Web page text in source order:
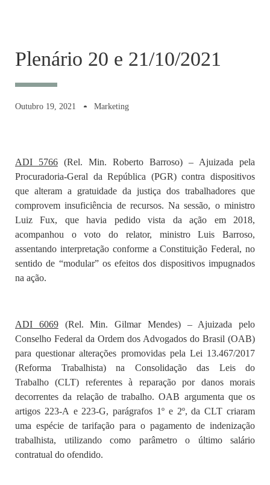
Plenário 20 e 21/10/2021
Outubro 19, 2021 Marketing
ADI 5766 (Rel. Min. Roberto Barroso) – Ajuizada pela
Procuradoria-Geral da República (PGR) contra dispositivos
que alteram a gratuidade da justiça dos trabalhadores que
comprovem insuficiência de recursos. Na sessão, o ministro
Luiz Fux, que havia pedido vista da ação em 2018,
acompanhou o voto do relator, ministro Luis Barroso,
assentando interpretação conforme a Constituição Federal, no
sentido de “modular” os efeitos dos dispositivos impugnados
na ação.
ADI 6069(Rel. Min. Gilmar Mendes) – Ajuizada pelo
Conselho Federal da Ordem dos Advogados do Brasil (OAB)
para questionar alterações promovidas pela Lei 13.467/2017
(Reforma Trabalhista) na Consolidação das Leis do
Trabalho (CLT) referentes à reparação por danos morais
decorrentes da relação de trabalho. OAB argumenta que os
artigos 223-A e 223-G,parágrafos 1º e 2º, daCLT criaram
uma espécie de tarifação para o pagamento de indenização
trabalhista, utilizando como parâmetro o último salário
contratual do ofendido.